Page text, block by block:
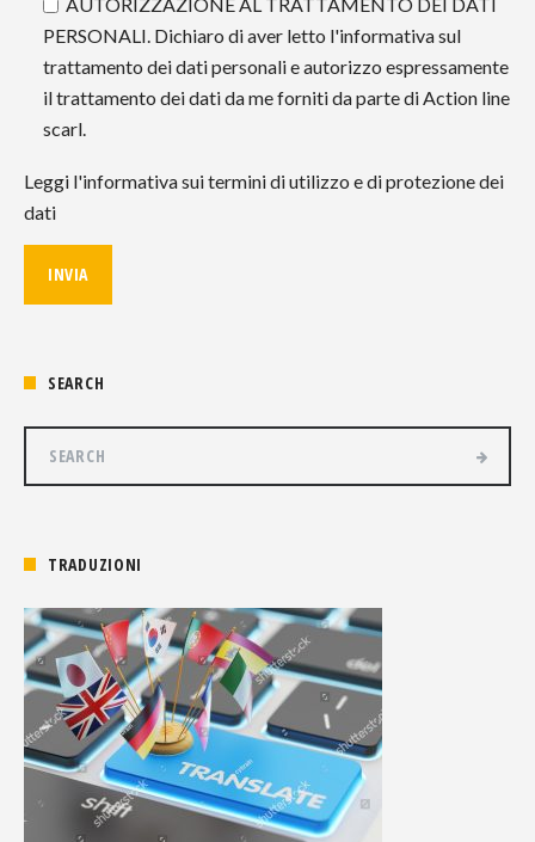
AUTORIZZAZIONE AL TRATTAMENTO DEI DATI
PERSONALI. Dichiaro di aver letto l'informativa sul
trattamento dei dati personali e autorizzo espressamente
il trattamento dei dati da me forniti da parte di Action line
scarl.
Leggi l'informativa sui termini di utilizzo e di protezione dei
dati
SEARCH
TRADUZIONI